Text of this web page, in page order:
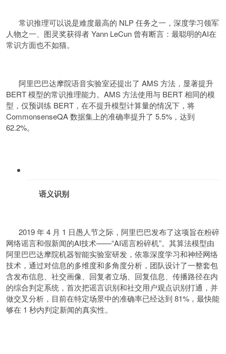
常识推理可以说是难度最高的 NLP 任务之一，深度学习领军
人物之一、图灵奖获得者 Yann LeCun 曾有断言：最聪明的AI在
常识方面也不如猫。
阿里巴巴达摩院语音实验室还提出了 AMS 方法，显著提升
BERT 模型的常识推理能力。AMS 方法使用与 BERT 相同的模
型，仅预训练 BERT，在不提升模型计算量的情况下，将
CommonsenseQA 数据集上的准确率提升了 5.5%，达到
62.2%。
语义识别
2019 年 4 月 1 日愚人节之际，阿里巴巴发布了这项旨在粉碎
网络谣言和假新闻的AI技术——“AI谣言粉碎机”。其算法模型由
阿里巴巴达摩院机器智能实验室研发，依靠深度学习和神经网络
技术，通过对信息的多维度和多角度分析，团队设计了一整套包
含发布信息、社交画像、回复者立场、回复信息、传播路径在内
的综合判定系统，首次把谣言识别和社交用户观点识别打通，并
做交叉分析，目前在特定场景中的准确率已经达到 81%，最快能
够在 1 秒内判定新闻的真实性。